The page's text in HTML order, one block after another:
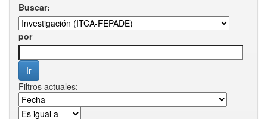
Buscar:
por
Filtros actuales: